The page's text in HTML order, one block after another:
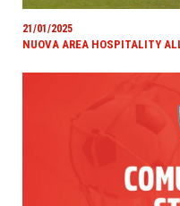
21/01/2025
NUOVA AREA HOSPITALITY